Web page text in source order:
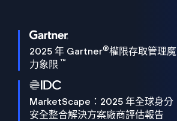
2025 年 Gartner®權限存取管理魔
力象限 ™
MarketScape：2025 年全球身分
安全整合解決方案廠商評估報告